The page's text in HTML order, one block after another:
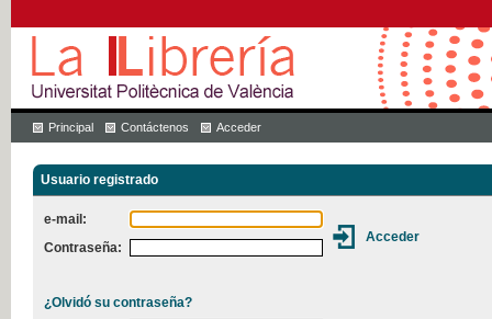
Principal Contáctenos Acceder
Usuario registrado
e-mail:
Contraseña:
¿Olvidó su contraseña?